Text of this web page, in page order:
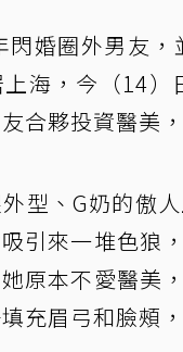
閃婚圈外男友
海，今（14）
合夥投資醫美
型、G奶的傲
引來一堆色狼
原本不愛醫美
充眉弓和臉頰